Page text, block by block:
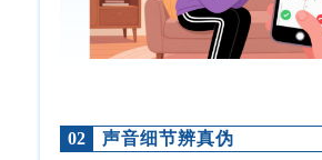
02 声音细节辨真伪